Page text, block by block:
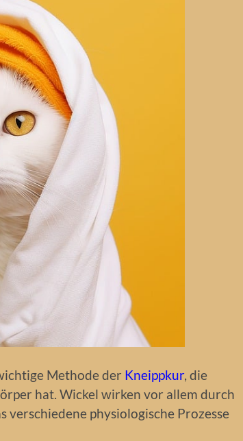
Methode der Kneippkur, die
hat. Wickel wirken vor allem durch
physiologische Prozesse